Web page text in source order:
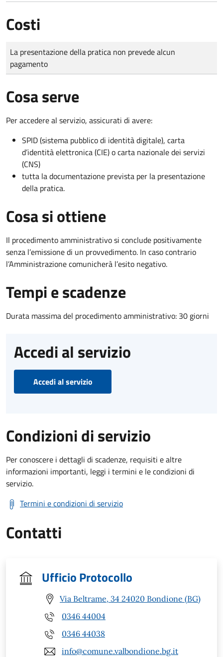
Costi
Tipo di pagamento
Importo
La presentazione della pratica non prevede alcun
pagamento
Cosa serve
Per accedere al servizio, assicurati di avere:
SPID (sistema pubblico di identità digitale), carta
d’identità elettronica (CIE) o carta nazionale dei servizi
(CNS)
tutta la documentazione prevista per la presentazione
della pratica.
Cosa si ottiene
Il procedimento amministrativo si conclude positivamente
senza l’emissione di un provvedimento. In caso contrario
l’Amministrazione comunicherà l’esito negativo.
Tempi e scadenze
Durata massima del procedimento amministrativo: 30 giorni
Accedi al servizio
Accedi al servizio
Condizioni di servizio
Per conoscere i dettagli di scadenze, requisiti e altre
informazioni importanti, leggi i termini e le condizioni di
servizio.
Termini e condizioni di servizio
Contatti
Ufficio Protocollo
Via Beltrame, 34 24020 Bondione (BG)
0346 44004
0346 44038
info@comune.valbondione.bg.it